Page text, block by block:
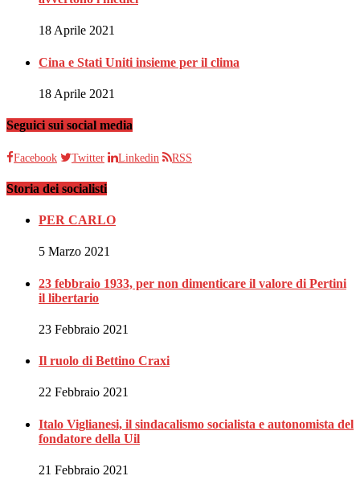
18 Aprile 2021
Cina e Stati Uniti insieme per il clima
18 Aprile 2021
Seguici sui social media
Facebook Twitter Linkedin RSS
Storia dei socialisti
PER CARLO
5 Marzo 2021
23 febbraio 1933, per non dimenticare il valore di Pertini
il libertario
23 Febbraio 2021
Il ruolo di Bettino Craxi
22 Febbraio 2021
Italo Viglianesi, il sindacalismo socialista e autonomista del
fondatore della Uil
21 Febbraio 2021